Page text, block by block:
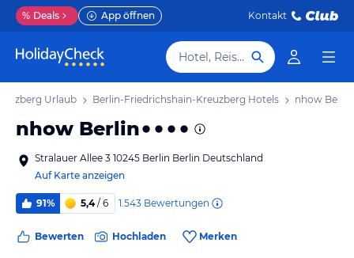
% Deals App öffnen Kontakt
Hotel, Reiseziel
Urlaub Berlin-Friedrichshain-Kreuzberg Hotels nhow Berlin
nhow Berlin
Stralauer Allee 3 10245 Berlin Berlin Deutschland
Auf Karte anzeigen
91% 5,4/ 6 1.543 Bewertungen
Bewerten Hochladen Merken